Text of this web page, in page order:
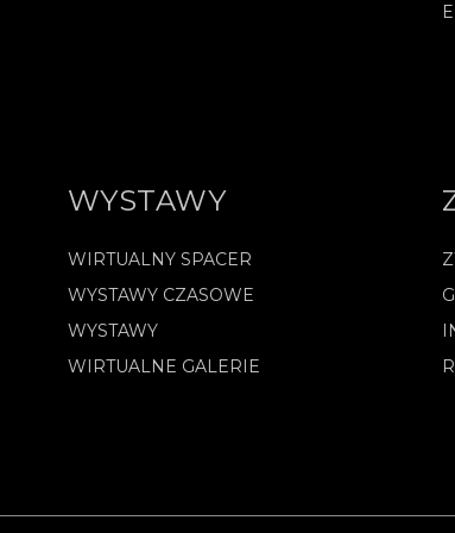
WYSTAWY
WIRTUALNY SPACER
WYSTAWY CZASOWE
WYSTAWY
WIRTUALNE GALERIE